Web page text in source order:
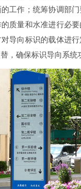
工作；统筹协调部
质量和水准进行必要
导向标识的载体进行
，确保标识导向系统